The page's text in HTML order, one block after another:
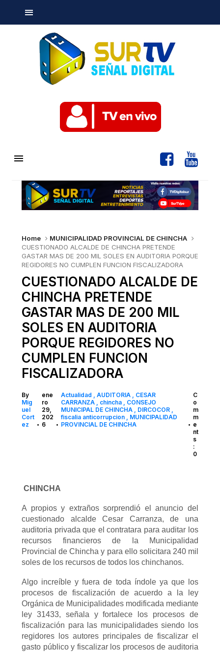
Home
MUNICIPALIDAD PROVINCIAL DE CHINCHA
CUESTIONADO ALCALDE DE CHINCHA PRETENDE
GASTAR MAS DE 200 MIL SOLES EN AUDITORIA PORQUE
REGIDORES NO CUMPLEN FUNCION FISCALIZADORA
CUESTIONADO ALCALDE DE
CHINCHA PRETENDE
GASTAR MAS DE 200 MIL
SOLES EN AUDITORIA
PORQUE REGIDORES NO
CUMPLEN FUNCION
FISCALIZADORA
By
Mig
uel
Cort
ez
•
ene
ro
29,
202
6
•
Actualidad AUDITORIA
CESAR
CARRANZA
chincha
CONSEJO
MUNICIPAL DE CHINCHA
DIRCOCOR
fiscalia anticorrupcion
MUNICIPALIDAD
PROVINCIAL DE CHINCHA
•
C
o
m
m
e
nt
s
:
0
CHINCHA
A propios y extraños sorprendió el anuncio del
cuestionado alcalde Cesar Carranza, de una
auditoria privada que el contratara para auditar los
recursos financieros de la Municipalidad
Provincial de Chincha y para ello solicitara 240 mil
soles de los recursos de todos los chinchanos.
Algo increíble y fuera de toda índole ya que los
procesos de fiscalización de acuerdo a la ley
Orgánica de Municipalidades modificada mediante
ley 31433, señala y fortalece los procesos de
fiscalización para las municipalidades siendo los
regidores los autores principales de fiscalizar el
gasto público y fiscalizar los procesos de auditoria